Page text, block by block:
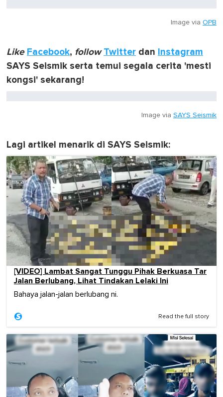
Image via OPB
Like Facebook, follow Twitter dan Instagram
SAYS Seismik serta temui segala cerita 'mesti
kongsi' sekarang!
Image via SAYS Seismik
Lagi artikel menarik di SAYS Seismik:
[VIDEO] Lambat Sangat Tunggu Pihak Berkuasa Tar
Jalan Berlubang, Lihat Tindakan Lelaki Ini
Bahaya jalan-jalan berlubang ni.
Read the full story